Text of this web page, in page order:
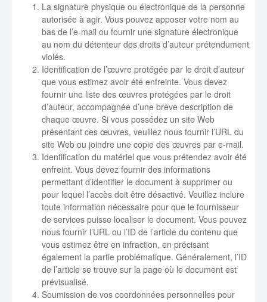
La signature physique ou électronique de la personne
autorisée à agir. Vous pouvez apposer votre nom au
bas de l’e-mail ou fournir une signature électronique
au nom du détenteur des droits d’auteur prétendument
violés.
Identification de l’œuvre protégée par le droit d’auteur
que vous estimez avoir été enfreinte. Vous devez
fournir une liste des œuvres protégées par le droit
d’auteur, accompagnée d’une brève description de
chaque œuvre. Si vous possédez un site Web
présentant ces œuvres, veuillez nous fournir l’URL du
site Web ou joindre une copie des œuvres par e-mail.
Identification du matériel que vous prétendez avoir été
enfreint. Vous devez fournir des informations
permettant d’identifier le document à supprimer ou
pour lequel l’accès doit être désactivé. Veuillez inclure
toute information nécessaire pour que le fournisseur
de services puisse localiser le document. Vous pouvez
nous fournir l’URL ou l’ID de l’article du contenu que
vous estimez être en infraction, en précisant
également la partie problématique. Généralement, l’ID
de l’article se trouve sur la page où le document est
prévisualisé.
Soumission de vos coordonnées personnelles pour